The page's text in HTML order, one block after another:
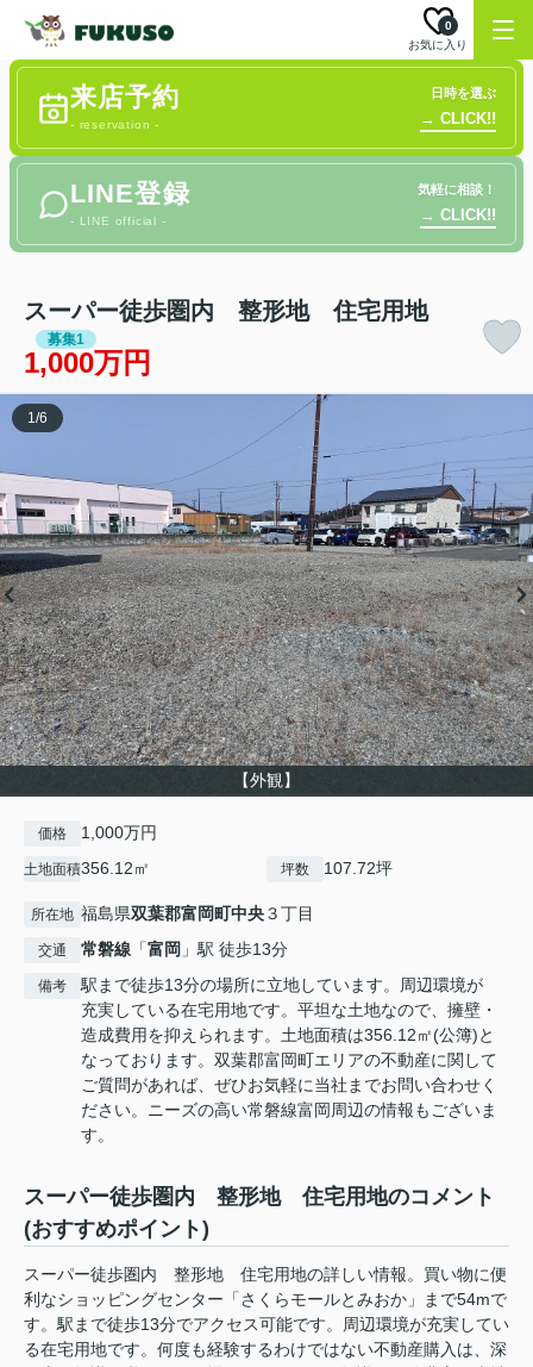
お気に入り
0
来店予約
- reservation -
日時を選ぶ
→ CLICK!!
LINE登録
- LINE official -
気軽に相談！
→ CLICK!!
スーパー徒歩圏内 整形地 住宅用地
募集1
1,000万円
【外観】
1/6
価格 1,000万円
土地面積356.12㎡ 坪数 107.72坪
所在地 福島県双葉郡富岡町中央３丁目
交通 常磐線 「富岡 」駅 徒歩13分
備考
駅まで徒歩13分の場所に立地しています。周辺環境が
充実している在宅用地です。平坦な土地なので、擁壁・
造成費用を抑えられます。土地面積は356.12㎡(公簿)と
なっております。双葉郡富岡町エリアの不動産に関して
ご質問があれば、ぜひお気軽に当社までお問い合わせく
ださい。ニーズの高い常磐線富岡周辺の情報もございま
す。
スーパー徒歩圏内 整形地 住宅用地のコメント
(おすすめポイント)
スーパー徒歩圏内 整形地 住宅用地の詳しい情報。買い物に便
利なショッピングセンター「さくらモールとみおか」まで54mで
す。駅まで徒歩13分でアクセス可能です。周辺環境が充実してい
る在宅用地です。何度も経験するわけではない不動産購入は、深